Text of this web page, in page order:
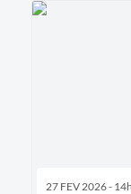
27 FEV 2026 -